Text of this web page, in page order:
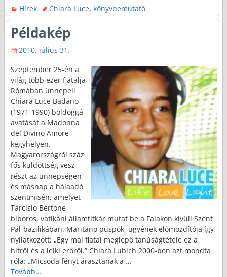
Hírek
Chiara Luce, könyvbemutató
Példakép
2010. július 31.
Szeptember 25-én a
világ több ezer fiatalja
Rómában ünnepeli
Chiara Luce Badano
(1971-1990) boldoggá
avatását a Madonna
del Divino Amore
kegyhelyen.
Magyarországról száz
fős küldöttség vesz
részt az ünnepségen
és másnap a hálaadó
szentmisén, amelyet
Tarcisio Bertone
bíboros, vatikáni államtitkár mutat be a Falakon kívüli Szent
Pál-bazilikában. Maritano püspök, ügyének előmozdítója így
nyilatkozott: „Egy mai fiatal meglepő tanúságtétele ez a
hitről és a lelki erőről.” Chiara Lubich 2000-ben azt mondta
róla: „Micsoda fényt árasztanak a …
Tovább…